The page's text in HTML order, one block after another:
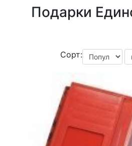
Подарки
Сорт: